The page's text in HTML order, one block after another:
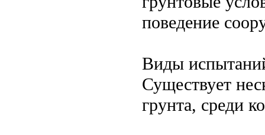
поведение
Виды
Существует
грунта, среди